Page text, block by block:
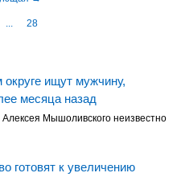
28
ищут мужчину,
месяца назад
Мышоливского неизвестно
готовят к увеличению